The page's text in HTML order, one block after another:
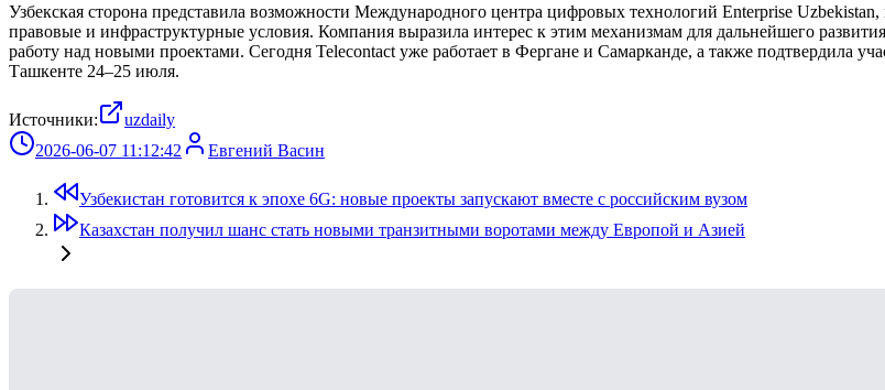
Узбекская сторона представила возможности Международного центра цифровых технологий Enterprise
правовые и инфраструктурные условия. Компания выразила интерес к этим механизмам для дальнейшего
работу над новыми проектами. Сегодня Telecontact уже работает в Фергане и Самарканде, а также подтвердила
Ташкенте 24–25 июля.
Источники:
uzdaily
2026-06-07 11:12:42
Евгений Васин
Узбекистан готовится к эпохе 6G: новые проекты запускают вместе с российским вузом
Казахстан получил шанс стать новыми транзитными воротами между Европой и Азией